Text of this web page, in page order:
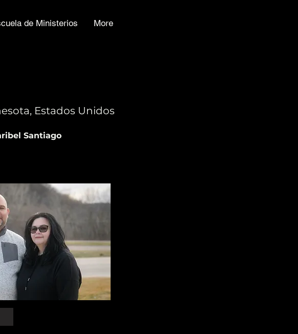
de Ministerios More
Estados Unidos
Santiago